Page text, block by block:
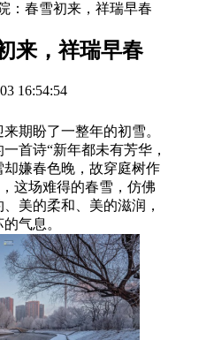
：春雪初来，祥瑞早春
来，祥瑞早春
16:54:54
期盼了一整年的初雪。
首诗“新年都未有芳华，
嫌春色晚，故穿庭树作
这场难得的春雪，仿佛
美的柔和、美的滋润，
气息。